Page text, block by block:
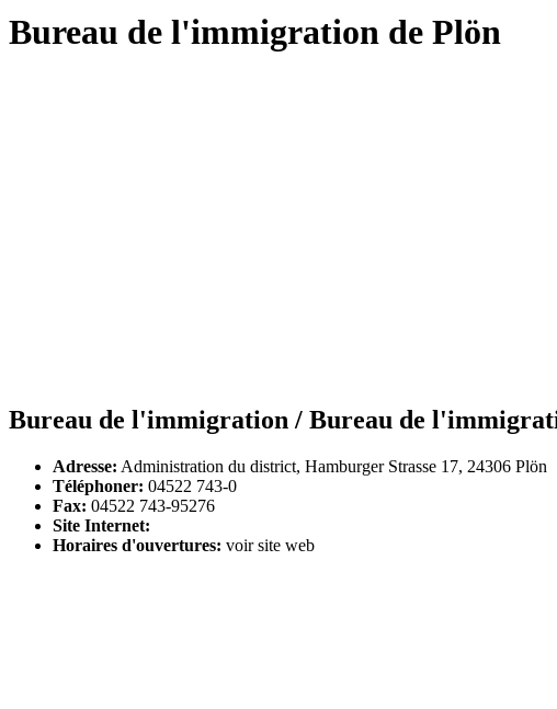
Bureau de l'immigration de Plön
Bureau de l'immigration / Bureau de
Adresse: Administration du district, Hamburger Strasse 17, 24306 Plön
Téléphoner: 04522 743-0
Fax: 04522 743-95276
Site Internet:
Horaires d'ouvertures: voir site web